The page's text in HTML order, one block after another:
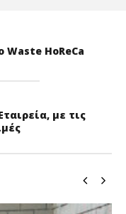
Waste HoReCa
με τις